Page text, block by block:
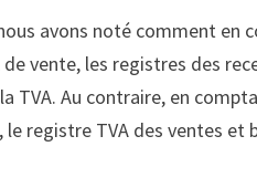
avons noté comment
vente, les registres des
TVA. Au contraire, en
registre TVA des ventes et